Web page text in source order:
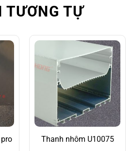
TƯƠNG TỰ
Thanh nhôm U10075